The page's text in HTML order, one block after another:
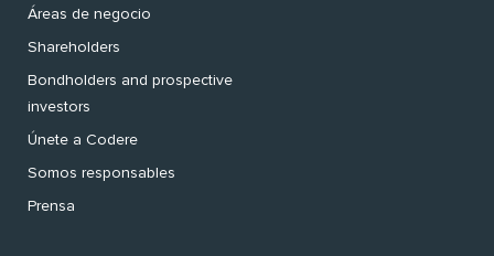
Áreas de negocio
Shareholders
Bondholders and prospective
investors
Únete a Codere
Somos responsables
Prensa